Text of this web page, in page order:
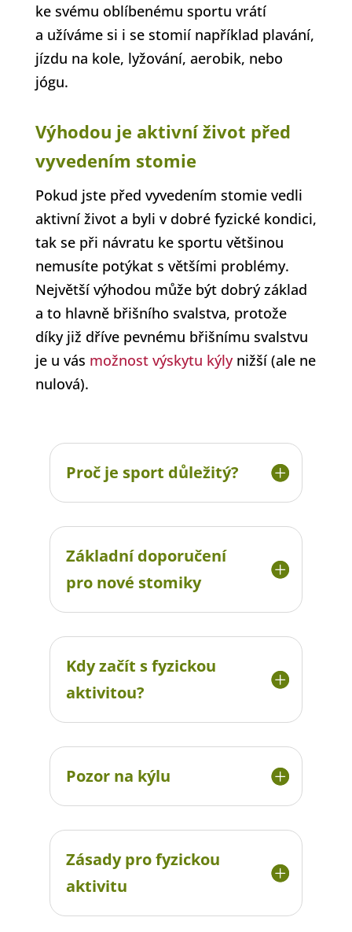
ke svému oblíbenému sportu vrátí
a užíváme si i se stomií například plavání,
jízdu na kole, lyžování, aerobik, nebo
jógu.
Výhodou je aktivní život před
vyvedením stomie
Pokud jste před vyvedením stomie vedli
aktivní život a byli v dobré fyzické kondici,
tak se při návratu ke sportu většinou
nemusíte potýkat s většími problémy.
Největší výhodou může být dobrý základ
a to hlavně břišního svalstva, protože
díky již dříve pevnému břišnímu svalstvu
je u vás možnost výskytu kýlynižší (ale ne
nulová).
Proč je sport důležitý?
Základní doporučení
pro nové stomiky
Kdy začít s fyzickou
aktivitou?
Pozor na kýlu
Zásady pro fyzickou
aktivitu